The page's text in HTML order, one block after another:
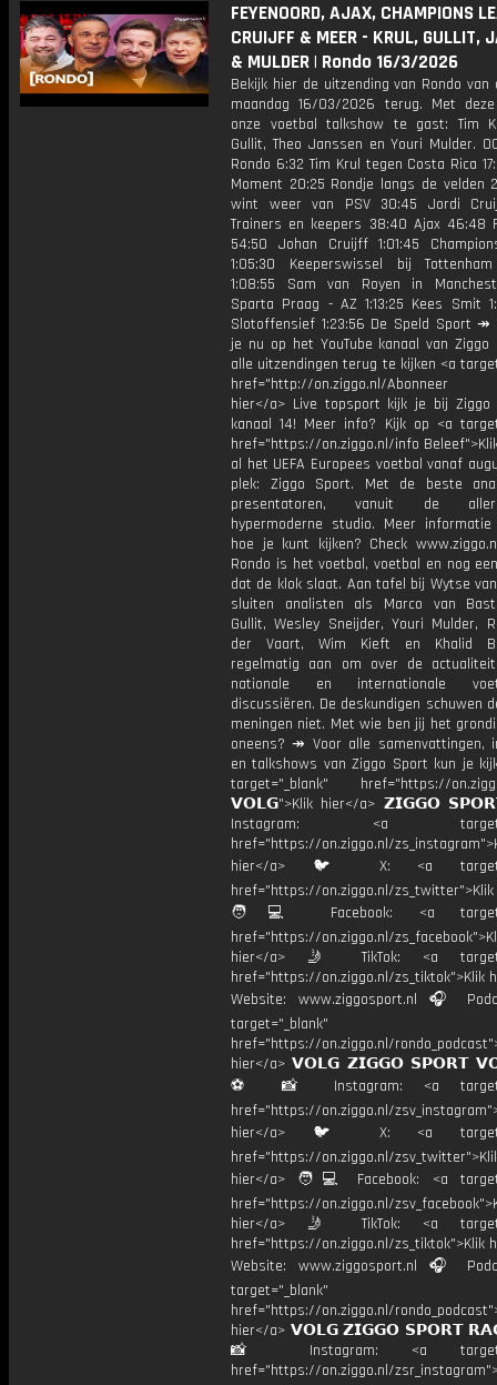
FEYENOORD, AJAX, CHAMPIONS
CRUIJFF & MEER - KRUL, GULLIT,
& MULDER | Rondo 16/3/2026
Bekijk hier de uitzending van Rondo van
maandag 16/03/2026 terug. Met
onze voetbal talkshow te gast: Tim
Gullit, Theo Janssen en Youri Mulder.
Rondo 6:32 Tim Krul tegen Costa Rica
Moment 20:25 Rondje langs de velden
wint weer van PSV 30:45 Jordi
Trainers en keepers 38:40 Ajax 46:48
54:50 Johan Cruijff 1:01:45
1:05:30 Keeperswissel bij
1:08:55 Sam van Royen in
Sparta Praag - AZ 1:13:25 Kees Smit
Slotoffensief 1:23:56 De Speld Sport ↠
je nu op het YouTube kanaal van
alle uitzendingen terug te kijken <a
href="http://on.ziggo.nl/
hier</a> Live topsport kijk je bij
kanaal 14! Meer info? Kijk op <a
href="https://on.ziggo.nl/info
al het UEFA Europees voetbal vanaf
plek: Ziggo Sport. Met de beste
presentatoren, vanuit de
hypermoderne studio. Meer
hoe je kunt kijken? Check
Rondo is het voetbal, voetbal en nog
dat de klok slaat. Aan tafel bij Wytse
sluiten analisten als Marco van
Gullit, Wesley Sneijder, Youri Mulder,
der Vaart, Wim Kieft en Khalid
regelmatig aan om over de
nationale en internationale
discussiëren. De deskundigen schuwen
meningen niet. Met wie ben jij het
oneens? ↠ Voor alle samenvattingen,
en talkshows van Ziggo Sport kun je
target="_blank" href="https://
𝗩𝗢𝗟𝗚">Klik hier</a> 𝗭𝗜𝗚𝗚𝗢
Instagram: <a
href="https://on.ziggo.nl/
hier</a> 🐦 X: <a
href="https://on.ziggo.nl/
🧑💻 Facebook: <a
href="https://on.ziggo.nl/
hier</a> 🤳 TikTok: <a
href="https://on.ziggo.nl/zs_tiktok">Klik
Website: www.ziggosport.nl 🎧
target="_blank"
href="https://on.ziggo.nl/
hier</a> 𝗩𝗢𝗟𝗚 𝗭𝗜𝗚𝗚𝗢 𝗦𝗣𝗢𝗥𝗧
⚽️ 📸 Instagram: <a
href="https://on.ziggo.nl/
hier</a> 🐦 X: <a
href="https://on.ziggo.nl/
hier</a> 🧑💻 Facebook: <a
href="https://on.ziggo.nl/
hier</a> 🤳 TikTok: <a
href="https://on.ziggo.nl/zs_tiktok">Klik
Website: www.ziggosport.nl 🎧
target="_blank"
href="https://on.ziggo.nl/
hier</a> 𝗩𝗢𝗟𝗚 𝗭𝗜𝗚𝗚𝗢 𝗦𝗣𝗢𝗥𝗧
📸 Instagram: <a
href="https://on.ziggo.nl/